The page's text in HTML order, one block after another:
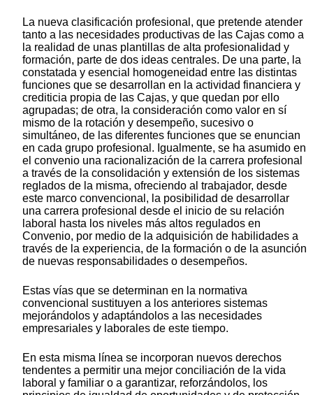
La nueva clasificación profesional, que pretende atender
tanto a las necesidades productivas de las Cajas como a
la realidad de unas plantillas de alta profesionalidad y
formación, parte de dos ideas centrales. De una parte, la
constatada y esencial homogeneidad entre las distintas
funciones que se desarrollan en la actividad financiera y
crediticia propia de las Cajas, y que quedan por ello
agrupadas; de otra, la consideración como valor en sí
mismo de la rotación y desempeño, sucesivo o
simultáneo, de las diferentes funciones que se enuncian
en cada grupo profesional. Igualmente, se ha asumido en
el convenio una racionalización de la carrera profesional
a través de la consolidación y extensión de los sistemas
reglados de la misma, ofreciendo al trabajador, desde
este marco convencional, la posibilidad de desarrollar
una carrera profesional desde el inicio de su relación
laboral hasta los niveles más altos regulados en
Convenio, por medio de la adquisición de habilidades a
través de la experiencia, de la formación o de la asunción
de nuevas responsabilidades o desempeños.
Estas vías que se determinan en la normativa
convencional sustituyen a los anteriores sistemas
mejorándolos y adaptándolos a las necesidades
empresariales y laborales de este tiempo.
En esta misma línea se incorporan nuevos derechos
tendentes a permitir una mejor conciliación de la vida
laboral y familiar o a garantizar, reforzándolos, los